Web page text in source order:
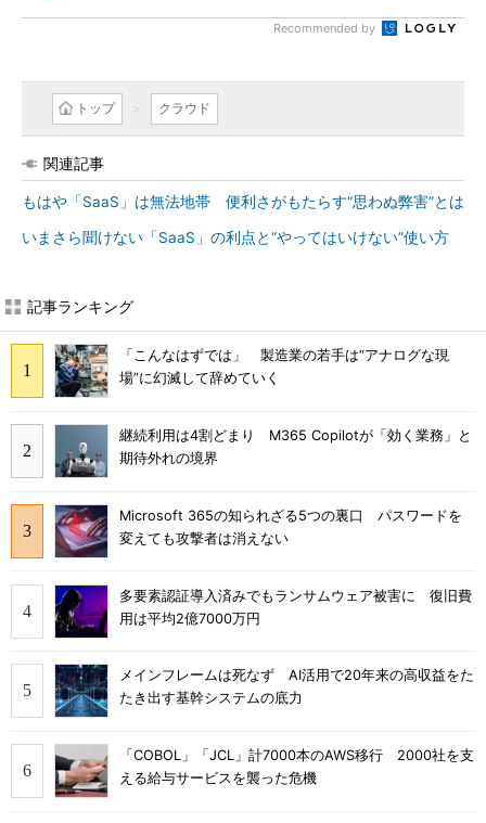
Recommended by
トップ クラウド
関連記事
もはや「SaaS」は無法地帯 便利さがもたらす“思わぬ弊害”とは
いまさら聞けない「SaaS」の利点と“やってはいけない”使い方
記事ランキング
「こんなはずでは」 製造業の若手は“アナログな現
場”に幻滅して辞めていく
継続利用は4割どまり M365 Copilotが「効く業務」と
期待外れの境界
Microsoft 365の知られざる5つの裏口 パスワードを
変えても攻撃者は消えない
多要素認証導入済みでもランサムウェア被害に 復旧費
用は平均2億7000万円
メインフレームは死なず AI活用で20年来の高収益をた
たき出す基幹システムの底力
「COBOL」「JCL」計7000本のAWS移行 2000社を支
える給与サービスを襲った危機